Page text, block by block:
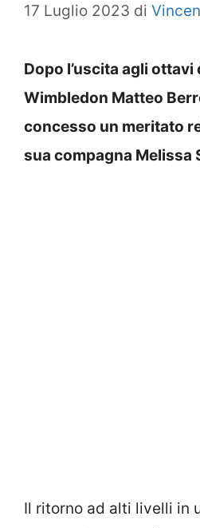
17 Luglio 2023 di
Dopo l’uscita agli ottavi
Wimbledon Matteo
concesso un meritato
sua compagna Melissa
Il ritorno ad alti livelli in